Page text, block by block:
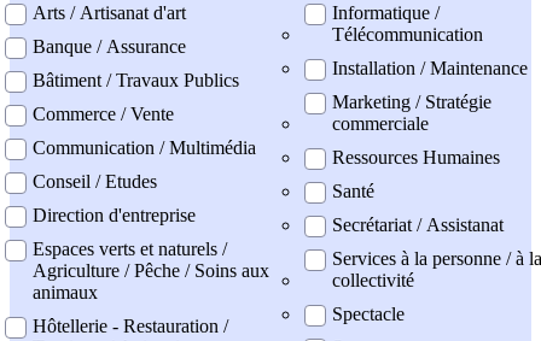
Arts / Artisanat d'art
Banque / Assurance
Bâtiment / Travaux Publics
Commerce / Vente
Communication / Multimédia
Conseil / Etudes
Direction d'entreprise
Espaces verts et naturels /
Agriculture / Pêche / Soins aux
animaux
Hôtellerie - Restauration /
Informatique /
Télécommunication
Installation / Maintenance
Marketing / Stratégie
commerciale
Ressources Humaines
Santé
Secrétariat / Assistanat
Services à la personne / à la
collectivité
Spectacle